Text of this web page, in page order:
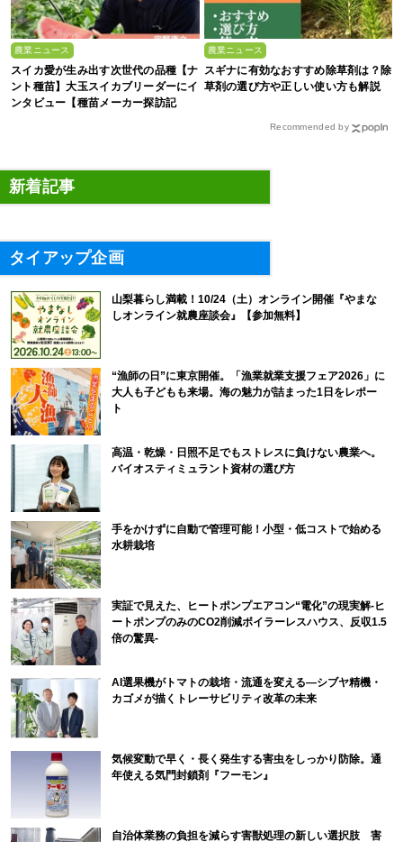
農業ニュース
スイカ愛が生み出す次世代の品種【ナ
ント種苗】大玉スイカブリーダーにイ
ンタビュー【種苗メーカー探訪記
農業ニュース
スギナに有効なおすすめ除草剤は？除
草剤の選び方や正しい使い方も解説
Recommended by
新着記事
タイアップ企画
山梨暮らし満載！10/24（土）オンライン開催『やまな
しオンライン就農座談会』【参加無料】
“漁師の日”に東京開催。「漁業就業支援フェア2026」に
大人も子どもも来場。海の魅力が詰まった1日をレポー
ト
高温・乾燥・日照不足でもストレスに負けない農業へ。
バイオスティミュラント資材の選び方
手をかけずに自動で管理可能！小型・低コストで始める
水耕栽培
実証で見えた、ヒートポンプエアコン“電化”の現実解-ヒ
ートポンプのみのCO2削減ボイラーレスハウス、反収1.5
倍の驚異-
AI選果機がトマトの栽培・流通を変える―シブヤ精機・
カゴメが描くトレーサビリティ改革の未来
気候変動で早く・長く発生する害虫をしっかり防除。通
年使える気門封鎖剤『フーモン』
自治体業務の負担を減らす害獣処理の新しい選択肢 害